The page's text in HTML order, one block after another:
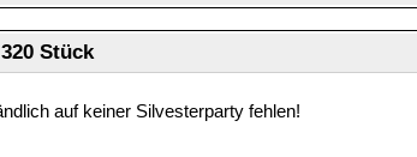
Stück
auf keiner Silvesterparty fehlen!